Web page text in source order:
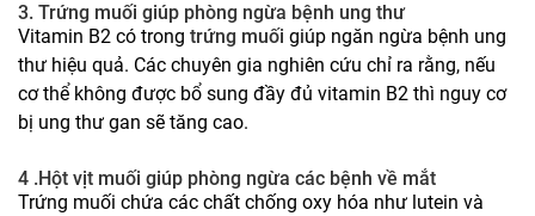
3. Trứng muối giúp phòng ngừa bệnh ung thư
Vitamin B2 có trong trứng muối giúp ngăn ngừa bệnh ung
thư hiệu quả. Các chuyên gia nghiên cứu chỉ ra rằng, nếu
cơ thể không được bổ sung đầy đủ vitamin B2 thì nguy cơ
bị ung thư gan sẽ tăng cao.
4 .Hột vịt muối giúp phòng ngừa các bệnh về mắt
Trứng muối chứa các chất chống oxy hóa như lutein và